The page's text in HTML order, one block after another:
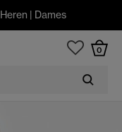
Heren | Dames
0